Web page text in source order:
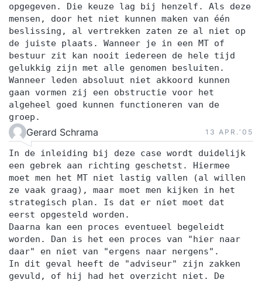
opgegeven. Die keuze lag bij henzelf. Als deze
mensen, door het niet kunnen maken van één
beslissing, al vertrekken zaten ze al niet op
de juiste plaats. Wanneer je in een MT of
bestuur zit kan nooit iedereen de hele tijd
gelukkig zijn met alle genomen besluiten.
Wanneer leden absoluut niet akkoord kunnen
gaan vormen zij een obstructie voor het
algeheel goed kunnen functioneren van de
groep.
Gerard Schrama 13 APR.‘05
In de inleiding bij deze case wordt duidelijk
een gebrek aan richting geschetst. Hiermee
moet men het MT niet lastig vallen (al willen
ze vaak graag), maar moet men kijken in het
strategisch plan. Is dat er niet moet dat
eerst opgesteld worden.
Daarna kan een proces eventueel begeleidt
worden. Dan is het een proces van "hier naar
daar" en niet van "ergens naar nergens".
In dit geval heeft de "adviseur" zijn zakken
gevuld, of hij had het overzicht niet. De